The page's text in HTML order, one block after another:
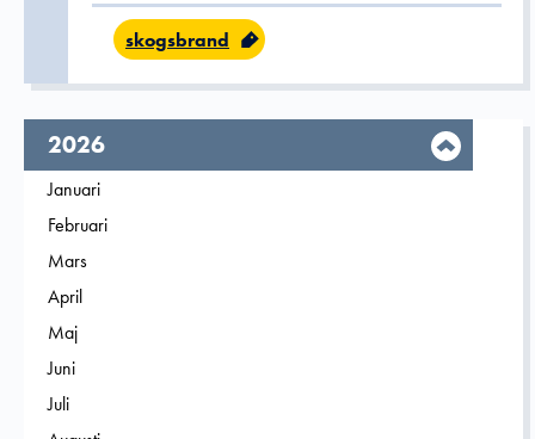
skogsbrand
År,
2026
Filtrera på
Januari
Filtrera på
Februari
Filtrera på
Mars
Filtrera på
April
Filtrera på
Maj
Filtrera på
Juni
Filtrera på
Juli